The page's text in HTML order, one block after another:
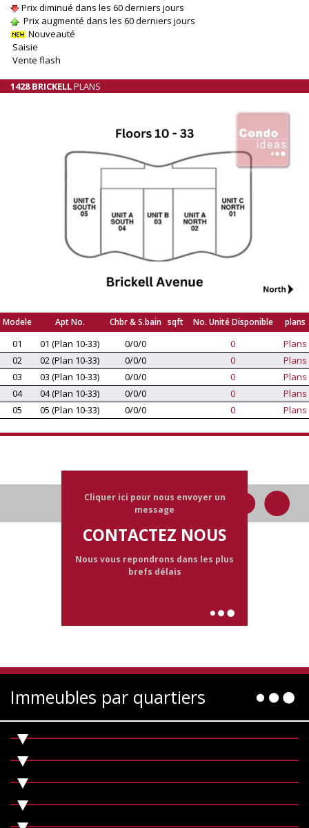
Prix diminué dans les 60 derniers jours
Prix augmenté dans les 60 derniers jours
Nouveauté
Saisie
Vente flash
1428 BRICKELLPLANS
Modele Apt No. Chbr & S.bain sqft No. Unité Disponible plans
01 01 (Plan 10-33) 0/0/0 0
Plans
02
02 (Plan 10-33) 0/0/0 0
Plans
03
03 (Plan 10-33) 0/0/0 0
Plans
04
04 (Plan 10-33) 0/0/0 0
Plans
05
05 (Plan 10-33) 0/0/0 0 Plans
Cliquer ici pour nous envoyer un
message
CONTACTEZ NOUS
Nous vous repondrons dans les plus
brefs délais
Immeubles par quartiers